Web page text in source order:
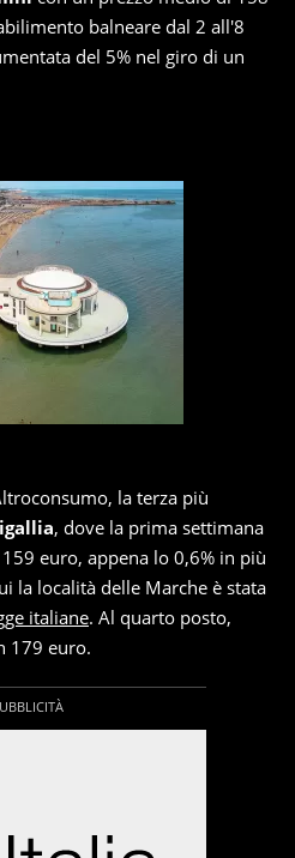
balneare dal 2 all'8
del 5% nel giro di un
la terza più
, dove la prima settimana
euro, appena lo 0,6% in più
la località delle Marche è stata
italiane. Al quarto posto,
179 euro.